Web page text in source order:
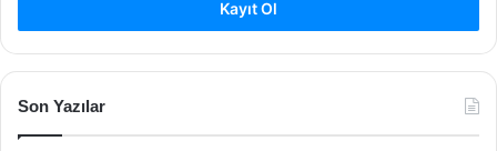
Kayıt Ol
Son Yazılar